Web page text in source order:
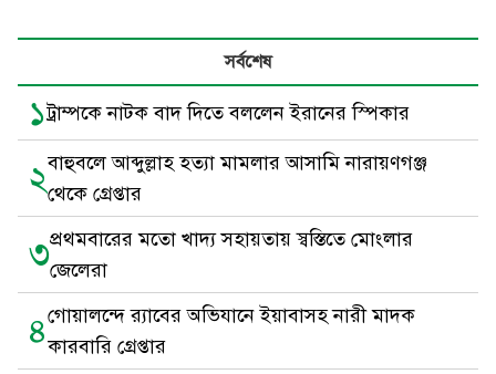
সর্বশেষ
১ট্রাম্পকে নাটক বাদ দিতে বললেন ইরানের স্পিকার
২বাহুবলে আব্দুল্লাহ হত্যা মামলার আসামি নারায়ণগঞ্জ
থেকে গ্রেপ্তার
৩প্রথমবারের মতো খাদ্য সহায়তায় স্বস্তিতে মোংলার
জেলেরা
৪গোয়ালন্দে র‍্যাবের অভিযানে ইয়াবাসহ নারী মাদক
কারবারি গ্রেপ্তার